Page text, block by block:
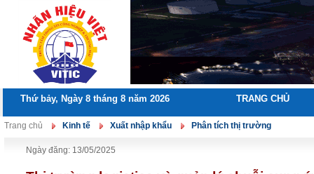
Thứ bảy, Ngày 8 tháng 8 năm 2026 TRANG CHỦ
Trang chủ Kinh tế Xuất nhập khẩu Phân tích thị trường
Ngày đăng: 13/05/2025